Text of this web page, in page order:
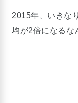
2015年、いきな
均が2倍になるな